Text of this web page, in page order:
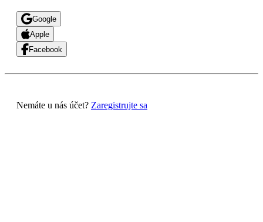
Google
Apple
Facebook
Nemáte u nás účet? Zaregistrujte sa